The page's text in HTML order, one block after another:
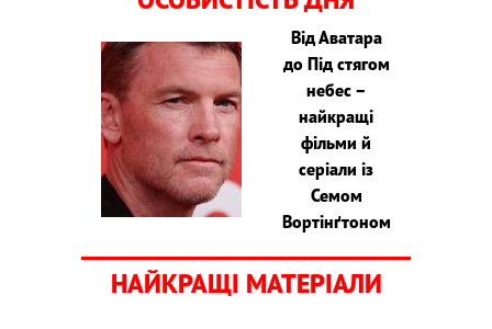
Від Аватара
до Під стягом
небес –
найкращі
фільми й
серіали із
Семом
Вортінґтоном
НАЙКРАЩІ МАТЕРІАЛИ